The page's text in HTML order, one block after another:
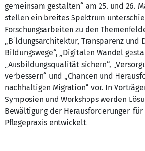
gemeinsam gestalten“ am 25. und 26.
stellen ein breites Spektrum
Forschungsarbeiten zu den
„Bildungsarchitektur, Transparenz und
Bildungswege“, „Digitalen Wandel
„Ausbildungsqualität sichern“,
verbessern“ und „Chancen und
nachhaltigen Migration“ vor. In
Symposien und Workshops werden
Bewältigung der Herausforderungen
Pflegepraxis entwickelt.